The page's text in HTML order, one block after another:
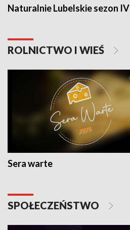
Naturalnie Lubelskie sezon IV
ROLNICTWO I WIEŚ
Sera warte
SPOŁECZEŃSTWO